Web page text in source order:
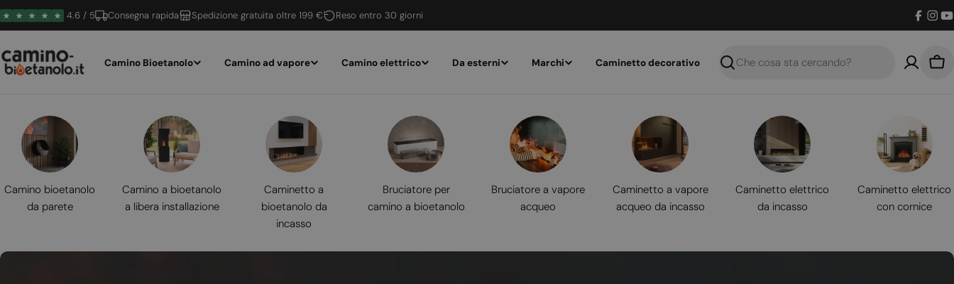
Vai
al
4.6 / 5 Consegna rapida Spedizione gratuita oltre 199 € Reso entro 30 giorni
Camino Bioetanolo Camino ad vapore Camino elettrico Da esterni Marchi Caminetto decorativo
Ricerca
Camino bioetanolo
da parete
Camino a bioetanolo
a libera installazione
Caminetto a
bioetanolo da
incasso
Bruciatore per
camino a bioetanolo
Bruciatore a vapore
acqueo
Caminetto a vapore
acqueo da incasso
Caminetto elettrico
da incasso
Caminetto elettrico
con cornice